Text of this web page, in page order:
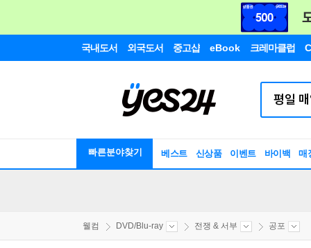
국내도서 외국도서 중고샵 eBook 크레마클럽
빠른분야찾기 베스트 신상품 이벤트 바이백 매
웰컴 DVD/Blu-ray 전쟁 & 서부 공포